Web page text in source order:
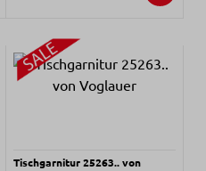
Tischgarnitur 25263.. von